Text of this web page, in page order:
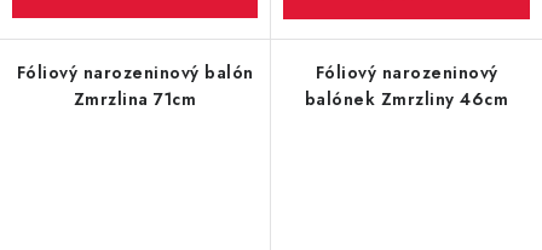
Fóliový narozeninový balón
Zmrzlina 71cm
Fóliový narozeninový
balónek Zmrzliny 46cm